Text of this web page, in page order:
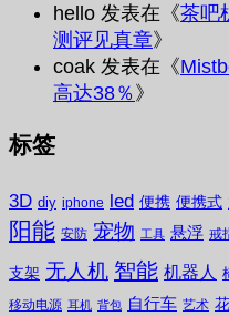
hello 发表在《茶吧
测评见真章》
coak 发表在《
高达38％》
标签
3D diy iphone led 便携 便携式
阳能 安防 宠物 工具 悬浮 戒
支架 无人机 智能 机器人
移动电源 耳机 背包 自行车 艺术